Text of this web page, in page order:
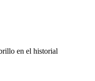
en el historial